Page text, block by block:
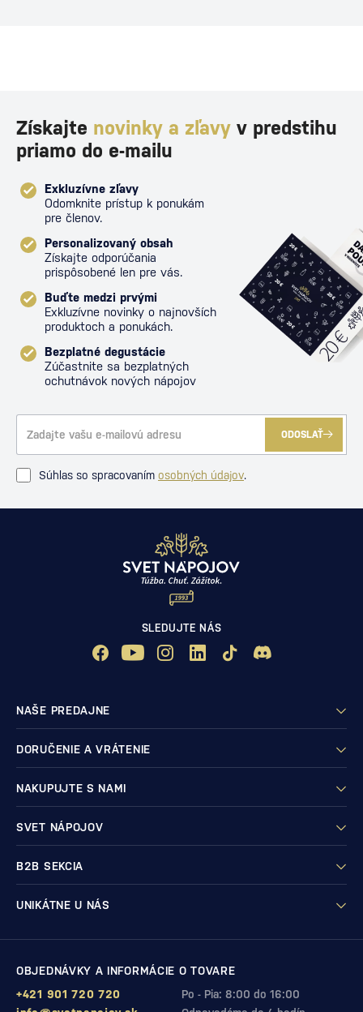
Získajte novinky a zľavy v predstihu
priamo do e-mailu
Exkluzívne zľavy
Odomknite prístup k ponukám
pre členov.
Personalizovaný obsah
Získajte odporúčania
prispôsobené len pre vás.
Buďte medzi prvými
Exkluzívne novinky o najnovších
produktoch a ponukách.
Bezplatné degustácie
Zúčastnite sa bezplatných
ochutnávok nových nápojov
ODOSLAŤ
Súhlas so spracovaním osobných údajov.
SLEDUJTE NÁS
NAŠE PREDAJNE
DORUČENIE A VRÁTENIE
NAKUPUJTE S NAMI
SVET NÁPOJOV
B2B SEKCIA
UNIKÁTNE U NÁS
OBJEDNÁVKY A INFORMÁCIE O TOVARE
Po - Pia: 8:00 do 16:00
+421 901 720 720